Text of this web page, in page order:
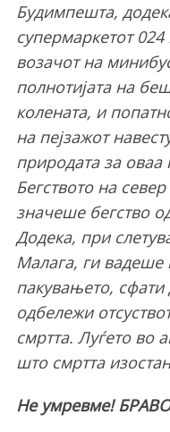
Будимпешта,
супермаркетот
возачот на
полнотијата на
колената, и
на пејзажот
природата за оваа
Бегството на
значеше бегство
Додека, при
Малага, ги
пакувањето, сфати
одбележи
смртта. Луѓето во
што смртта
Не умревме!